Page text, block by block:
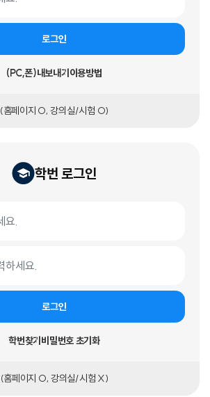
로그인
(PC,폰)내보내기이용방법
(홈페이지 O, 강의실/시험 O)
학번 로그인
로그인
학번찾기비밀번호 초기화
(홈페이지 O, 강의실/시험 X)